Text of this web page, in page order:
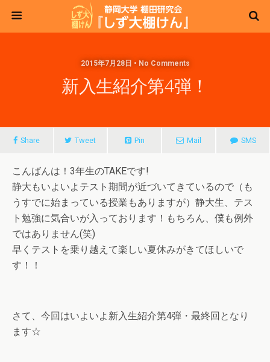
2015年7月28日 • No Comments
新入生紹介第4弾！
Share Tweet Pin Mail SMS
こんばんは！3年生のTAKEです!
静大もいよいよテスト期間が近づいてきているので（も
うすでに始まっている授業もありますが）静大生、テス
ト勉強に気合いが入っております！もちろん、僕も例外
ではありません(笑)
早くテストを乗り越えて楽しい夏休みがきてほしいで
す！！
さて、今回はいよいよ新入生紹介第4弾・最終回となり
ます☆